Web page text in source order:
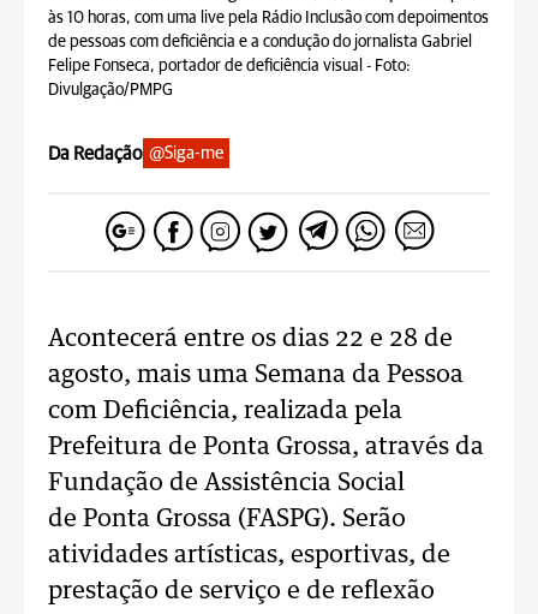
às 10 horas, com uma live pela Rádio Inclusão com depoimentos
de pessoas com deficiência e a condução do jornalista Gabriel
Felipe Fonseca, portador de deficiência visual - Foto:
Divulgação/PMPG
Da Redação @Siga-me
Acontecerá entre os dias 22 e 28 de
agosto, mais uma Semana da Pessoa
com Deficiência, realizada pela
Prefeitura de Ponta Grossa, através da
Fundação de Assistência Social
de Ponta Grossa (FASPG). Serão
atividades artísticas, esportivas, de
prestação de serviço e de reflexão